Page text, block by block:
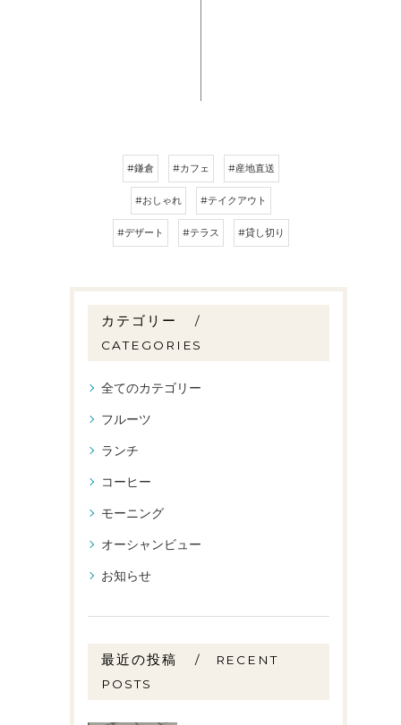
#鎌倉 #カフェ #産地直送
#おしゃれ #テイクアウト
#デザート #テラス #貸し切り
カテゴリー
CATEGORIES
全てのカテゴリー
フルーツ
ランチ
コーヒー
モーニング
オーシャンビュー
お知らせ
最近の投稿
RECENT
POSTS